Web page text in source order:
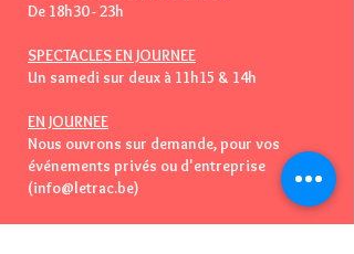
De 18h30 - 23h
SPECTACLES EN JOURNEE
Un samedi sur deux à 11h15 & 14h
EN JOURNEE
Nous ouvrons sur demande, pour vos
événements privés ou d'entreprise
(info@letrac.be)